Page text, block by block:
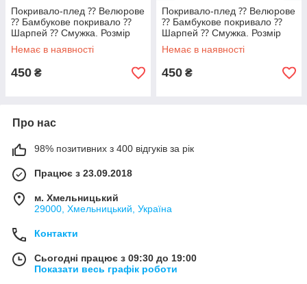
Покривало-плед ⁇ Велюрове
⁇ Бамбукове покривало ⁇
Шарпей ⁇ Смужка. Розмір
двоспальний..
Немає в наявності
450 ₴
Покривало-плед ⁇ Велюрове
⁇ Бамбукове покривало ⁇
Шарпей ⁇ Смужка. Розмір
двоспальний..
Немає в наявності
450 ₴
Про нас
98% позитивних з 400 відгуків за рік
Працює з 23.09.2018
м. Хмельницький
29000, Хмельницький, Україна
Контакти
Сьогодні працює з 09:30 до 19:00
Показати весь графік роботи